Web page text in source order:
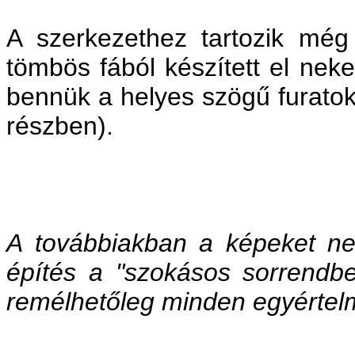
A szerkezethez tartozik
tömbös fából készített el
bennük a helyes szögű
részben).
A továbbiakban a képeket
építés a "szokásos
remélhetőleg minden